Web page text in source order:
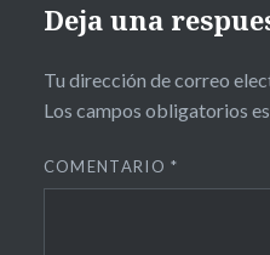
Deja una
Tu dirección de correo
Los campos obligatorios
COMENTARIO*